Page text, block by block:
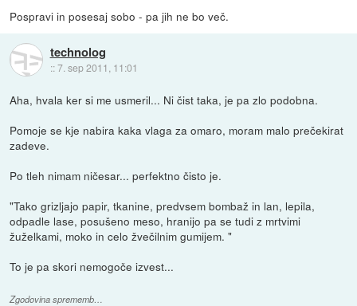
Pospravi in posesaj sobo - pa jih ne bo več.
technolog
::7. sep 2011, 11:01
Aha, hvala ker si me usmeril... Ni čist taka, je pa zlo podobna.
Pomoje se kje nabira kaka vlaga za omaro, moram malo prečekirat
zadeve.
Po tleh nimam ničesar... perfektno čisto je.
"Tako grizljajo papir, tkanine, predvsem bombaž in lan, lepila,
odpadle lase, posušeno meso, hranijo pa se tudi z mrtvimi
žuželkami, moko in celo žvečilnim gumijem. "
To je pa skori nemogoče izvest...
Zgodovina sprememb…